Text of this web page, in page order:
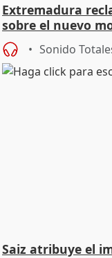
Extremadura
sobre el nuevo
Sonido
Saiz atribuye el